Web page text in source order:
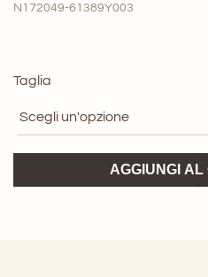
N172049-61389Y003
Taglia
Sneaker
AGGIUNGI